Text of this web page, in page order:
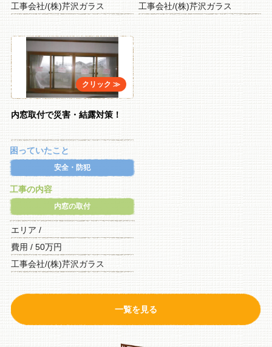
工事会社/(株)芹沢ガラス
工事会社/(株)芹沢ガラス
内窓取付で災害・結露対策！
困っていたこと
安全・防犯
工事の内容
内窓の取付
エリア /
費用 / 50万円
工事会社/(株)芹沢ガラス
一覧を見る